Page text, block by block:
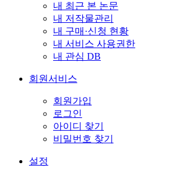
내 최근 본 논문
내 저작물관리
내 구매·신청 현황
내 서비스 사용권한
내 관심 DB
회원서비스
회원가입
로그인
아이디 찾기
비밀번호 찾기
설정